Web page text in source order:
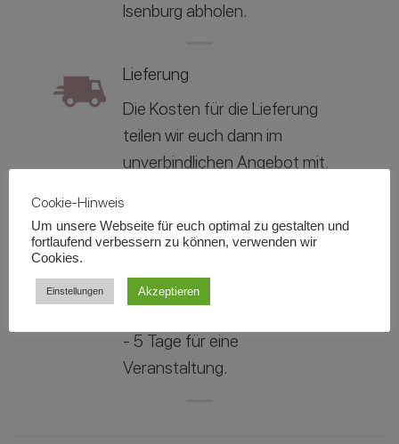
Isenburg abholen.
Lieferung
Die Kosten für die Lieferung
teilen wir euch dann im
unverbindlichen Angebot mit.
Mietdauer
das Veranstaltungsdatum und
- 5 Tage für eine
Veranstaltung.
Cookie-Hinweis
Um unsere Webseite für euch optimal zu gestalten und
fortlaufend verbessern zu können, verwenden wir
Cookies.
Einstellungen Akzeptieren